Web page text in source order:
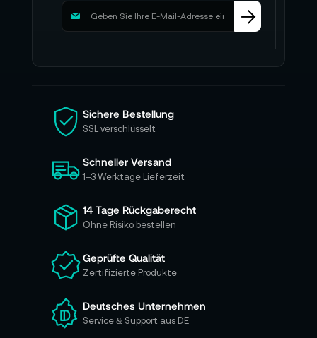
M
d
i
e
s
c
h
ü
r
u
e
e
n
N
Sichere Bestellung
SSL verschlüsselt
Schneller Versand
1–3 Werktage Lieferzeit
14 Tage Rückgaberecht
Ohne Risiko bestellen
Geprüfte Qualität
Zertifizierte Produkte
Deutsches Unternehmen
Service & Support aus DE